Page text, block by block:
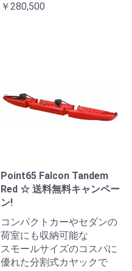
￥280,500
Point65 Falcon Tandem
Red ☆ 送料無料キャンペー
ン!
コンパクトカーやセダンの
荷室にも収納可能な
スモールサイズのコスパに
優れた分割式カヤックで